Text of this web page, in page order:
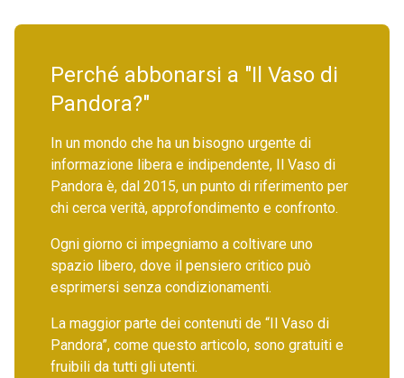
Perché abbonarsi a "Il Vaso di
Pandora?"
In un mondo che ha un bisogno urgente di
informazione libera e indipendente, Il Vaso di
Pandora è, dal 2015, un punto di riferimento per
chi cerca verità, approfondimento e confronto.
Ogni giorno ci impegniamo a coltivare uno
spazio libero, dove il pensiero critico può
esprimersi senza condizionamenti.
La maggior parte dei contenuti de “Il Vaso di
Pandora”, come questo articolo, sono gratuiti e
fruibili da tutti gli utenti.